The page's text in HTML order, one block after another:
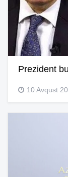
Prezident
10 Avqust